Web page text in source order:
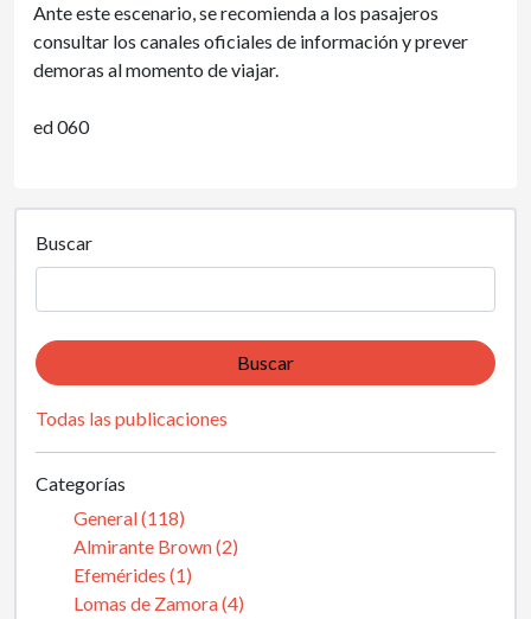
Ante este escenario, se recomienda a los pasajeros
consultar los canales oficiales de información y prever
demoras al momento de viajar.
ed 060
Buscar
Buscar
Todas las publicaciones
Categorías
General (118)
Almirante Brown (2)
Efemérides (1)
Lomas de Zamora (4)